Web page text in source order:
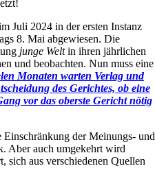
Juli 2024 in der ersten Instanz
8. Mai abgewiesen. Die
junge Weltin ihren jährlichen
und beobachten. Nun muss eine
Monaten warten Verlag und
des Gerichtes, ob eine
vor das oberste Gericht nötig
der Meinungs- und
Aber auch umgekehrt wird
sich aus verschiedenen Quellen